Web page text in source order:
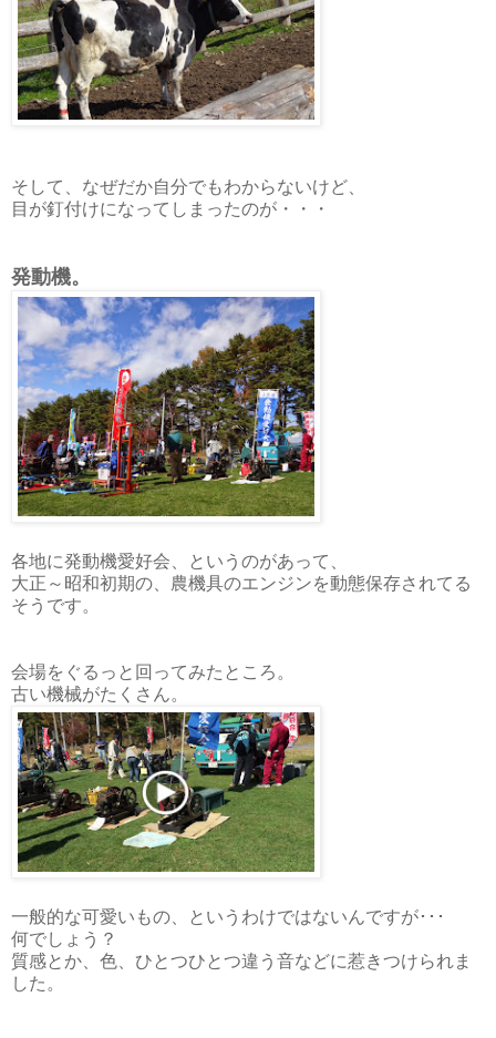
そして、なぜだか自分でもわからないけど、
目が釘付けになってしまったのが・・・
発動機。
各地に発動機愛好会、というのがあって、
大正～昭和初期の、農機具のエンジンを動態保存されてる
そうです。
会場をぐるっと回ってみたところ。
古い機械がたくさん。
一般的な可愛いもの、というわけではないんですが･･･
何でしょう？
質感とか、色、ひとつひとつ違う音などに惹きつけられま
した。